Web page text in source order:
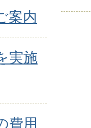
案内
実施
費用